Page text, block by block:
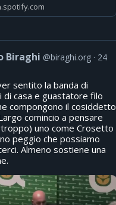
Biraghi @biraghi.org
24
sentito la banda di
di casa e guastatore filo
compongono il cosiddetto
comincio a pensare
uno come Crosetto
peggio che possiamo
Almeno sostiene una